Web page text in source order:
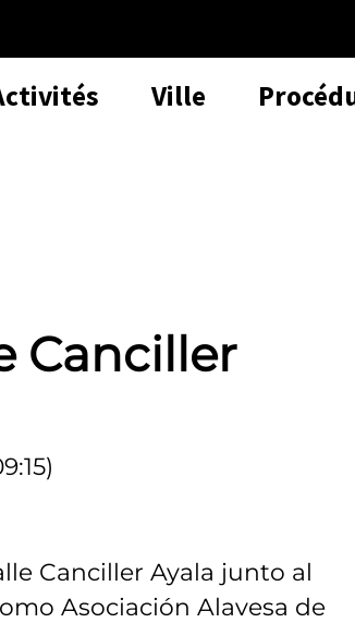
Ville
Canciller
Canciller Ayala junto al
Asociación Alavesa de